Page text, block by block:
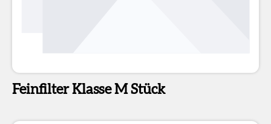
Feinfilter Klasse M Stück